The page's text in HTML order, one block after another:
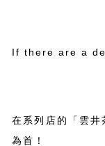
If there are a
在系列店的「雲
為首！